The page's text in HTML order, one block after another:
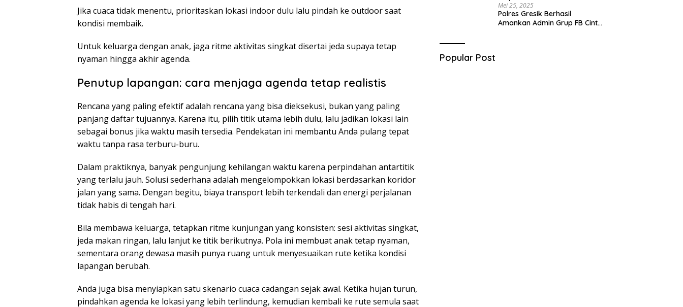
Jika cuaca tidak menentu, prioritaskan lokasi indoor dulu lalu pindah ke outdoor saat
kondisi membaik.
Untuk keluarga dengan anak, jaga ritme aktivitas singkat disertai jeda supaya tetap
nyaman hingga akhir agenda.
Penutup lapangan: cara menjaga agenda tetap realistis
Rencana yang paling efektif adalah rencana yang bisa dieksekusi, bukan yang paling
panjang daftar tujuannya. Karena itu, pilih titik utama lebih dulu, lalu jadikan lokasi lain
sebagai bonus jika waktu masih tersedia. Pendekatan ini membantu Anda pulang tepat
waktu tanpa rasa terburu-buru.
Dalam praktiknya, banyak pengunjung kehilangan waktu karena perpindahan antartitik
yang terlalu jauh. Solusi sederhana adalah mengelompokkan lokasi berdasarkan koridor
jalan yang sama. Dengan begitu, biaya transport lebih terkendali dan energi perjalanan
tidak habis di tengah hari.
Bila membawa keluarga, tetapkan ritme kunjungan yang konsisten: sesi aktivitas singkat,
jeda makan ringan, lalu lanjut ke titik berikutnya. Pola ini membuat anak tetap nyaman,
sementara orang dewasa masih punya ruang untuk menyesuaikan rute ketika kondisi
lapangan berubah.
Anda juga bisa menyiapkan satu skenario cuaca cadangan sejak awal. Ketika hujan turun,
pindahkan agenda ke lokasi yang lebih terlindung, kemudian kembali ke rute semula saat
Mei 25, 2025
Polres Gresik Berhasil
Amankan Admin Grup FB Cinta
Popular Post